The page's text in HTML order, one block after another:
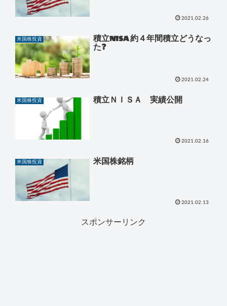
2021.02.26
米国株投資
積立NISA 約４年間積立どうなっ
た❓
2021.02.24
米国株投資 積立ＮＩＳＡ 実績公開
2021.02.16
米国株投資 米国株銘柄
2021.02.13
スポンサーリンク